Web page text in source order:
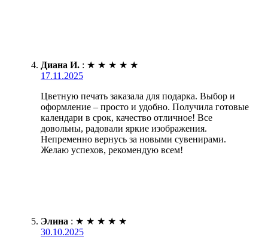
Диана И. : ★ ★ ★ ★ ★
17.11.2025
Цветную печать заказала для подарка. Выбор и
оформление – просто и удобно. Получила готовые
календари в срок, качество отличное! Все
довольны, радовали яркие изображения.
Непременно вернусь за новыми сувенирами.
Желаю успехов, рекомендую всем!
Элина : ★ ★ ★ ★ ★
30.10.2025